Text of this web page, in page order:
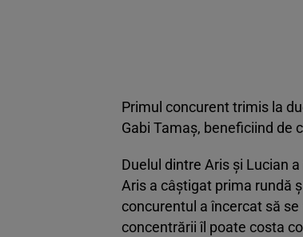
Primul concurent trimis la
Gabi Tamaș, beneficiind de
Duelul dintre Aris și Lucian
Aris a câștigat prima rundă
concurentul a încercat să
concentrării îl poate costa